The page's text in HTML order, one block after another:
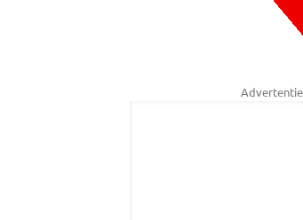
Advertentie